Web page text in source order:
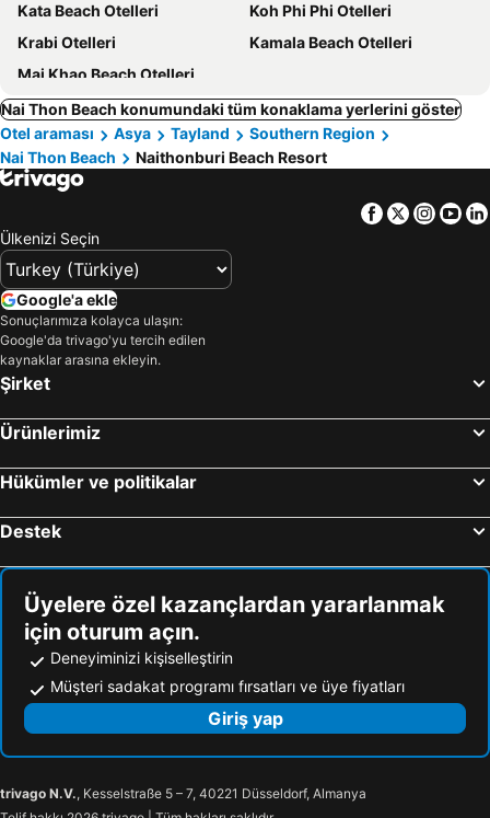
Kata Beach Otelleri
Koh Phi Phi Otelleri
Krabi Otelleri
Kamala Beach Otelleri
Mai Khao Beach Otelleri
Nai Thon Beach konumundaki tüm konaklama yerlerini göster
Otel araması
Asya Tayland
Southern Region
Nai Thon Beach
Naithonburi Beach Resort
Facebook
Twitter
Ülkenizi Seçin
Google'a ekle
Sonuçlarımıza kolayca ulaşın:
Google'da trivago'yu tercih edilen
kaynaklar arasına ekleyin.
Şirket
Ürünlerimiz
Hükümler ve politikalar
Destek
Üyelere özel kazançlardan yararlanmak
için oturum açın.
Deneyiminizi kişiselleştirin
Müşteri sadakat programı fırsatları ve üye fiyatları
Giriş yap
trivago N.V., Kesselstraße 5 – 7, 40221 Düsseldorf, Almanya